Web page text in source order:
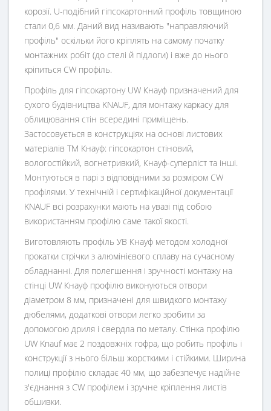
корозії. U-подібний гіпсокартонний профіль товщиною
стали 0,6 мм. Даний вид називають "направляючий
профіль" оскільки його кріплять на самому початку
монтажних робіт (до стелі й підлоги) і вже до нього
кріпиться CW профіль.
Профіль для гіпсокартону UW Кнауф призначений для
сухого будівництва KNAUF, для монтажу каркасу для
облицювання стін всередині приміщень.
Застосовується в конструкціях на основі листових
матеріалів ТМ Кнауф: гіпсокартон стіновий,
вологостійкий, вогнетривкий, Кнауф-суперліст та інші.
Монтуються в парі з відповідними за розміром CW
профілями. У технічній і сертифікаційної документації
KNAUF всі розрахунки мають на увазі під собою
використанням профілю саме такої якості.
Виготовляють профіль УВ Кнауф методом холодної
прокатки стрічки з алюмінієвого сплаву на сучасному
обладнанні. Для полегшення і зручності монтажу на
стінці UW Кнауф профілю виконуються отвори
діаметром 8 мм, призначені для швидкого монтажу
дюбелями, додаткові отвори легко зробити за
допомогою дриля і свердла по металу. Стінка профілю
UW Knauf має 2 поздовжніх гофра, що робить профіль і
конструкції з нього більш жорсткими і стійкими. Ширина
полиці профілю складає 40 мм, що забезпечує надійне
з'єднання з CW профілем і зручне кріплення листів
обшивки.